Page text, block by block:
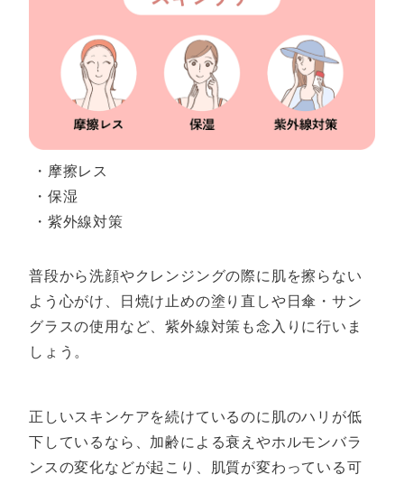
・摩擦レス
・保湿
・紫外線対策
普段から洗顔やクレンジングの際に肌を擦らない
よう心がけ、日焼け止めの塗り直しや日傘・サン
グラスの使用など、紫外線対策も念入りに行いま
しょう。
正しいスキンケアを続けているのに肌のハリが低
下しているなら、加齢による衰えやホルモンバラ
ンスの変化などが起こり、肌質が変わっている可